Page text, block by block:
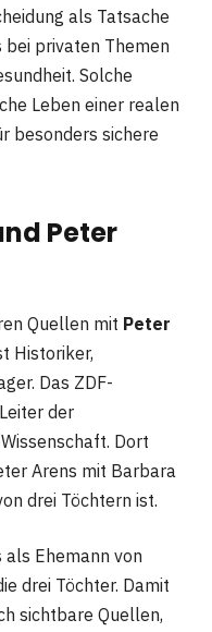
als Tatsache
privaten Themen
Solche
Leben einer realen
besonders sichere
Peter
Quellen mit Peter
Historiker,
Das ZDF-
der
Dort
Arens mit Barbara
drei Töchtern ist.
als Ehemann von
drei Töchter. Damit
sichtbare Quellen,